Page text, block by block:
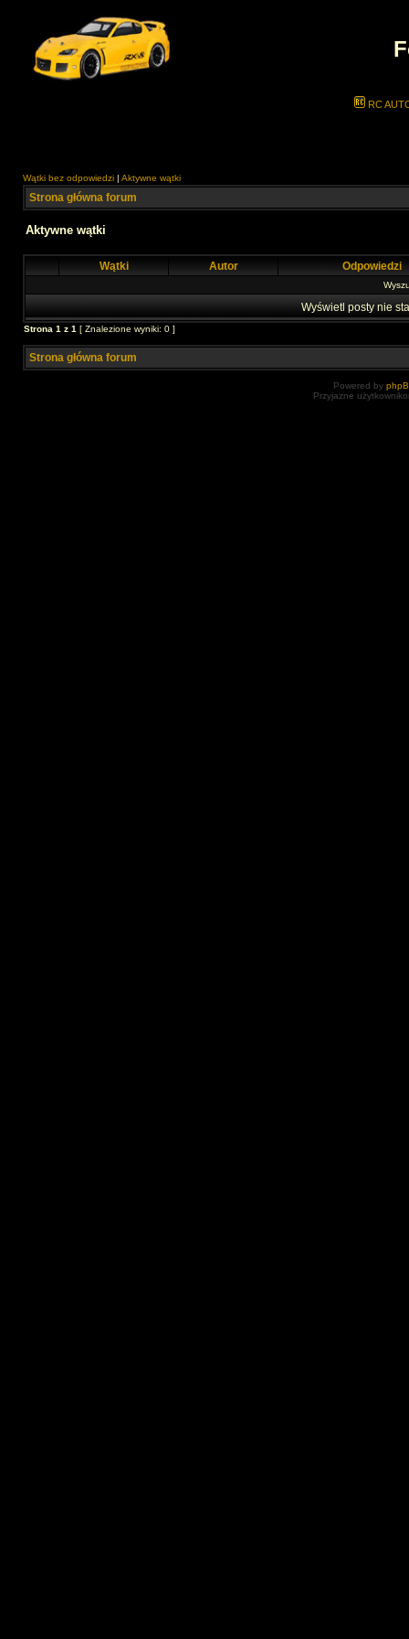
RC
Wątki bez odpowiedzi | Aktywne wątki
Strona główna forum
Aktywne wątki
Wątki Autor Odpowiedzi
Wyświetl posty nie
Strona 1 z 1 [ Znalezione wyniki: 0 ]
Strona główna forum
Powered by
Przyjazne